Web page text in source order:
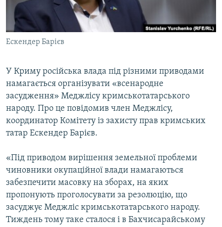
ВІДЕОУРОКИ «ELIFBE»
СВІДЧЕННЯ ОКУПАЦІЇ
УКРАЇНСЬКА ПРОБЛЕМА КРИМУ
Русский
Qırımtatar
Усі сайти RFE/RL
Ескендер Барієв
У Криму російська влада під різними приводами
намагається організувати «всенародне
засудження» Меджлісу кримськотатарського
народу. Про це повідомив член Меджлісу,
координатор Комітету із захисту прав кримських
татар Ескендер Барієв.
«Під приводом вирішення земельної проблеми
чиновники окупаційної влади намагаються
забезпечити масовку на зборах, на яких
пропонують проголосувати за резолюцію, що
засуджує Меджліс кримськотатарського народу.
Тиждень тому таке сталося і в Бахчисарайському